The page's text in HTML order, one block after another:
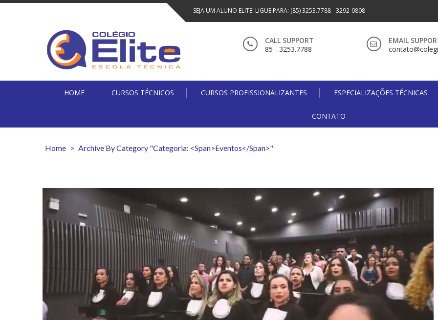
Skip
SEJA UM ALUNO ELITE! LIGUE PARA: (85) 3253.7788 - 3292-0808
CALL SUPPORT
85 - 3253.7788
EMAIL
HOME CURSOS TÉCNICOS CURSOS PROFISSIONALIZANTES ESPECIALIZAÇÕES TÉCNICAS
CONTATO
Home > Archive By Category "Categoria: <span>Eventos</span>"